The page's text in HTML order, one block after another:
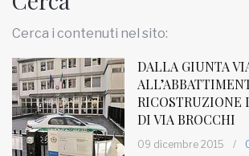
HOME
RUBRICHE
MUNICIPI
Cerca i contenuti nel sito:
DALLA GIUNTA
RICOSTRUZIONE
DI VIA BROCCHI
09 dicembre 2015 /